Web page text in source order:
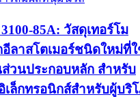
85A: วัสดุเทอร์โม
ลาสโตเมอร์ชนิดใหม่ที่
วนประกอบหลัก สำหรับ
ล็กทรอนิกส์สำหรับผู้บริ